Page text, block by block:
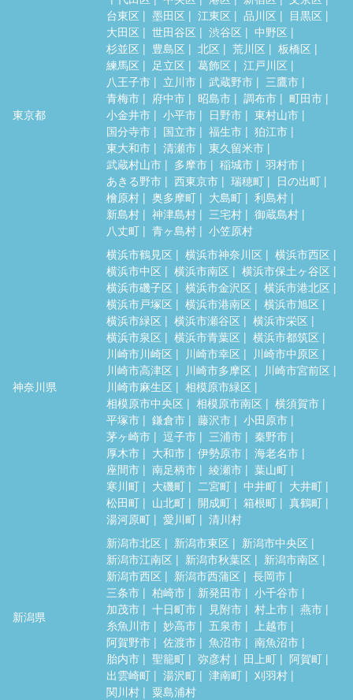
東京都
台東区
墨田区 江東区 品川区
目黒区
大田区
世田谷区 渋谷区
中野区
杉並区
豊島区 北区 荒川区
板橋区
練馬区
足立区 葛飾区
江戸川区
八王子市
立川市 武蔵野市
三鷹市
青梅市
府中市 昭島市 調布市
町田市
小金井市
小平市 日野市
東村山市
国分寺市
国立市 福生市
狛江市
東大和市
清瀬市
東久留米市
武蔵村山市
多摩市 稲城市
羽村市
あきる野市
西東京市 瑞穂町
日の出町
檜原村
奥多摩町 大島町
利島村
新島村
神津島村 三宅村
御蔵島村
八丈町
青ヶ島村 小笠原村
神奈川県
横浜市鶴見区 横浜市神奈川区
横浜市西区
横浜市中区
横浜市南区
横浜市保土ヶ谷区
横浜市磯子区
横浜市金沢区
横浜市港北区
横浜市戸塚区
横浜市港南区
横浜市旭区
横浜市緑区
横浜市瀬谷区
横浜市栄区
横浜市泉区
横浜市青葉区
横浜市都筑区
川崎市川崎区
川崎市幸区
川崎市中原区
川崎市高津区
川崎市多摩区
川崎市宮前区
川崎市麻生区
相模原市緑区
相模原市中央区
相模原市南区
横須賀市
平塚市
鎌倉市 藤沢市
小田原市
茅ヶ崎市
逗子市 三浦市
秦野市
厚木市
大和市 伊勢原市
海老名市
座間市
南足柄市 綾瀬市
葉山町
寒川町
大磯町 二宮町 中井町
大井町
松田町
山北町 開成町 箱根町
真鶴町
湯河原町
愛川町 清川村
新潟県
新潟市北区 新潟市東区
新潟市中央区
新潟市江南区
新潟市秋葉区
新潟市南区
新潟市西区
新潟市西蒲区
長岡市
三条市
柏崎市 新発田市
小千谷市
加茂市
十日町市 見附市 村上市
燕市
糸魚川市
妙高市 五泉市
上越市
阿賀野市
佐渡市 魚沼市
南魚沼市
胎内市
聖籠町 弥彦村 田上町
阿賀町
出雲崎町
湯沢町 津南町
刈羽村
関川村
粟島浦村